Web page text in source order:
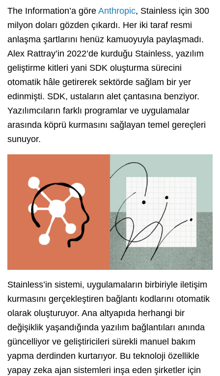
The Information’a göre Anthropic, Stainless için 300
milyon doları gözden çıkardı. Her iki taraf resmi
anlaşma şartlarını henüz kamuoyuyla paylaşmadı.
Alex Rattray’in 2022’de kurduğu Stainless, yazılım
geliştirme kitleri yani SDK oluşturma sürecini
otomatik hâle getirerek sektörde sağlam bir yer
edinmişti. SDK, ustaların alet çantasına benziyor.
Yazılımcıların farklı programlar ve uygulamalar
arasında köprü kurmasını sağlayan temel gereçleri
sunuyor.
Stainless’in sistemi, uygulamaların birbiriyle iletişim
kurmasını gerçekleştiren bağlantı kodlarını otomatik
olarak oluşturuyor. Ana altyapıda herhangi bir
değişiklik yaşandığında yazılım bağlantıları anında
güncelliyor ve geliştiricileri sürekli manuel bakım
yapma derdinden kurtarıyor. Bu teknoloji özellikle
yapay zeka ajan sistemleri inşa eden şirketler için